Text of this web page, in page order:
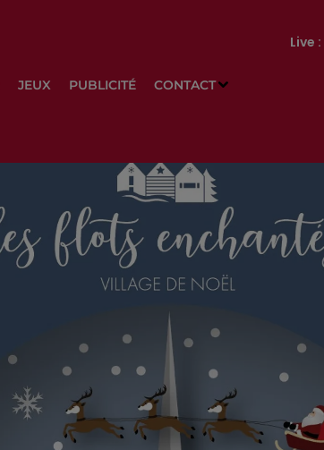
JEUX PUBLICITÉ CONTACT
Live :